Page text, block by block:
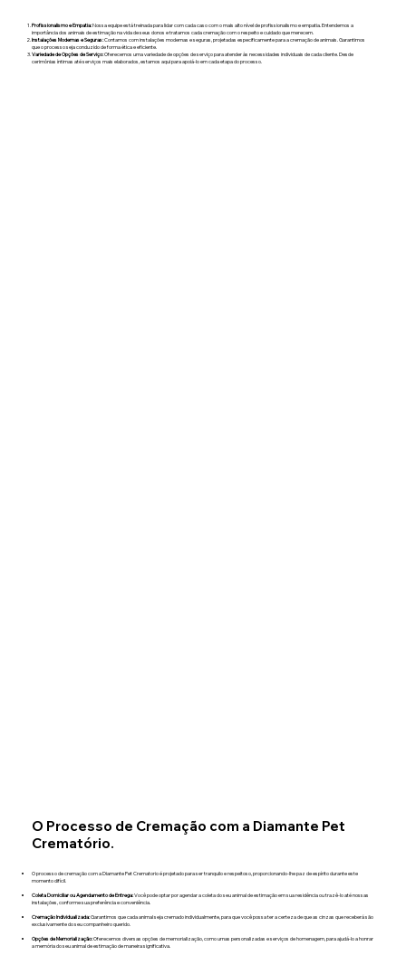
Profissionalismo e Empatia:Nossa equipe está treinada para lidar com cada caso com o mais alto nível de profissionalismo e empatia. Entendemos a
importância dos animais de estimação na vida de seus donos e tratamos cada cremação com o respeito e cuidado que merecem.
Instalações Modernas e Seguras:Contamos com instalações modernas e seguras, projetadas especificamente para a cremação de animais. Garantimos
que o processo seja conduzido de forma ética e eficiente.
Variedade de Opções de Serviço:Oferecemos uma variedade de opções de serviço para atender às necessidades individuais de cada cliente. Desde
cerimônias íntimas até serviços mais elaborados, estamos aqui para apoiá-lo em cada etapa do processo.
O Processo de Cremação com a Diamante Pet
Crematório.
O processo de cremação com a Diamante Pet Crematorio é projetado para ser tranquilo e respeitoso, proporcionando-lhe paz de espírito durante este
momento difícil.​
Coleta Domiciliar ou Agendamento de Entrega:Você pode optar por agendar a coleta do seu animal de estimação em sua residência ou trazê-lo até nossas
instalações, conforme sua preferência e conveniência.
Cremação Individualizada:Garantimos que cada animal seja cremado individualmente, para que você possa ter a certeza de que as cinzas que receberá são
exclusivamente do seu companheiro querido.
Opções de Memorialização:Oferecemos diversas opções de memorialização, como urnas personalizadas e serviços de homenagem, para ajudá-lo a honrar
a memória do seu animal de estimação de maneira significativa.